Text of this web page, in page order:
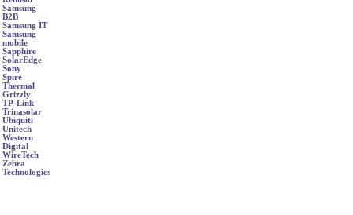
Samsung
B2B
Samsung IT
Samsung
mobile
Sapphire
SolarEdge
Sony
Spire
Thermal
Grizzly
TP-Link
Trinasolar
Ubiquiti
Unitech
Western
Digital
WireTech
Zebra
Technologies